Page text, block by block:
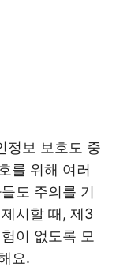
정보 보호도 중
를 위해 여러
도 주의를 기
시할 때, 제3
이 없도록 모
요.